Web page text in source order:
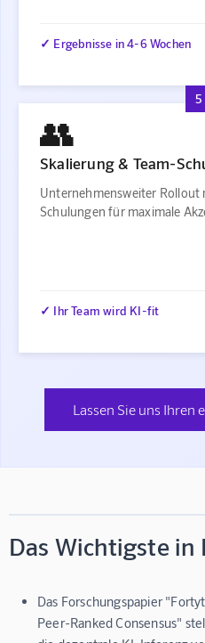
✓ Ergebnisse in 4-6 Wochen
5
👥
Skalierung & Team-
Unternehmensweiter Rollout
Schulungen für maximale
✓ Ihr Team wird KI-fit
Lassen Sie uns Ihren
Das Wichtigste in
Das Forschungspapier
Peer-Ranked Consensus"